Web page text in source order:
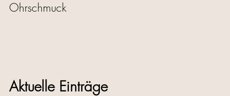
Ohrschmuck
Aktuelle Einträge